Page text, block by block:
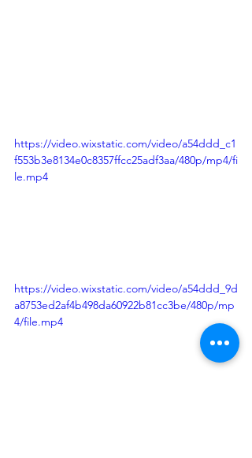
https://video.wixstatic.com/video/a54ddd_c1
f553b3e8134e0c8357ffcc25adf3aa/480p/mp4/fi
le.mp4
https://video.wixstatic.com/video/a54ddd_9d
a8753ed2af4b498da60922b81cc3be/480p/mp
4/file.mp4